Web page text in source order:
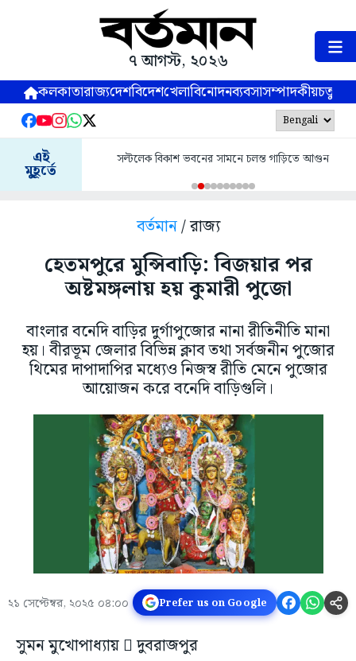
৭ আগস্ট, ২০২৬
কলকাতারাজ্যদেশবিদেশখেলাবিনোদনব্যবসাসম্পাদকীয়
এই
মুহূর্তে
সল্টলেক বিকাশ ভবনের সামনে চলন্ত গাড়িতে আগুন
বর্তমান/ রাজ্য
হেতমপুরে মুন্সিবাড়ি: বিজয়ার পর
অষ্টমঙ্গলায় হয় কুমারী পুজো
বাংলার বনেদি বাড়ির দুর্গাপুজোর নানা রীতিনীতি মানা
হয়। বীরভূম জেলার বিভিন্ন ক্লাব তথা সর্বজনীন পুজোর
থিমের দাপাদাপির মধ্যেও নিজস্ব রীতি মেনে পুজোর
আয়োজন করে বনেদি বাড়িগুলি।
২১ সেপ্টেম্বর, ২০২৫ ০৪:০০ Prefer us on Google
সুমন মুখোপাধ্যায়  দুবরাজপুর